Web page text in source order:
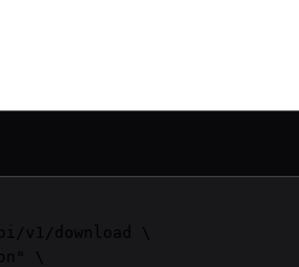
v1/download \
\